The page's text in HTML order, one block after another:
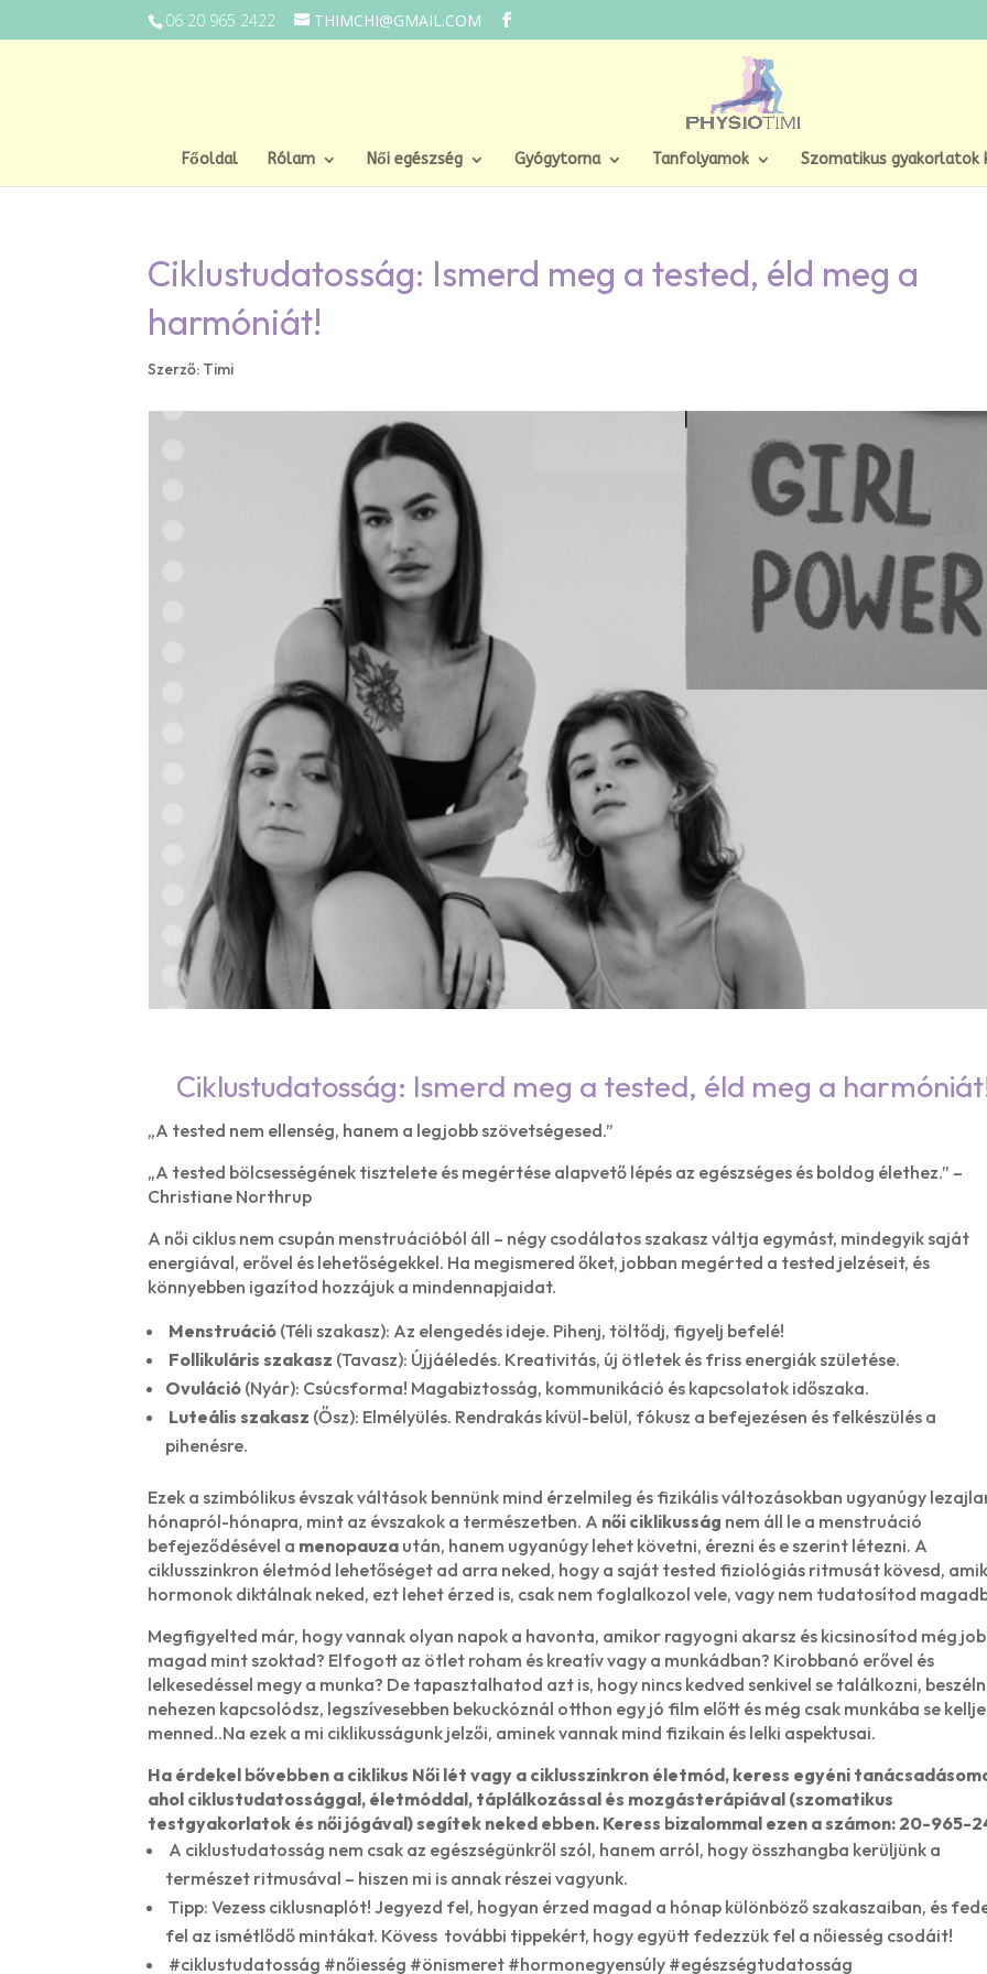
06 20 965 2422 THIMCHI@GMAIL.COM
Főoldal Rólam Női egészség Gyógytorna Tanfolyamok Szomatikus gyakorlatok
Ciklustudatosság: Ismerd meg a tested, éld meg a
harmóniát!
Szerző: Timi
Ciklustudatosság: Ismerd meg a tested, éld meg a
„A tested nem ellenség, hanem a legjobb szövetségesed.”
„A tested bölcsességének tisztelete és megértése alapvető lépés az egészséges és boldog élethez.” –
Christiane Northrup
A női ciklus nem csupán menstruációból áll – négy csodálatos szakasz váltja egymást, mindegyik saját
energiával, erővel és lehetőségekkel. Ha megismered őket, jobban megérted a tested jelzéseit, és
könnyebben igazítod hozzájuk a mindennapjaidat.
Menstruáció (Téli szakasz): Az elengedés ideje. Pihenj, töltődj, figyelj befelé!
Follikuláris szakasz (Tavasz): Újjáéledés. Kreativitás, új ötletek és friss energiák születése.
Ovuláció (Nyár): Csúcsforma! Magabiztosság, kommunikáció és kapcsolatok időszaka.
Luteális szakasz (Ősz): Elmélyülés. Rendrakás kívül-belül, fókusz a befejezésen és felkészülés a
pihenésre.
Ezek a szimbólikus évszak váltások bennünk mind érzelmileg és fizikális változásokban ugyanúgy
hónapról-hónapra, mint az évszakok a természetben. A női ciklikusság nem áll le a menstruáció
befejeződésével a menopauza után, hanem ugyanúgy lehet követni, érezni és e szerint létezni. A
ciklusszinkron életmód lehetőséget ad arra neked, hogy a saját tested fiziológiás ritmusát kövesd,
hormonok diktálnak neked, ezt lehet érzed is, csak nem foglalkozol vele, vagy nem tudatosítod
Megfigyelted már, hogy vannak olyan napok a havonta, amikor ragyogni akarsz és kicsinosítod még
magad mint szoktad? Elfogott az ötlet roham és kreatív vagy a munkádban? Kirobbanó erővel és
lelkesedéssel megy a munka? De tapasztalhatod azt is, hogy nincs kedved senkivel se találkozni,
nehezen kapcsolódsz, legszívesebben bekuckóznál otthon egy jó film előtt és még csak munkába se
menned..Na ezek a mi ciklikusságunk jelzői, aminek vannak mind fizikain és lelki aspektusai.
Ha érdekel bővebben a ciklikus Női lét vagy a ciklusszinkron életmód, keress egyéni
ahol ciklustudatossággal, életmóddal, táplálkozással és mozgásterápiával (szomatikus
testgyakorlatok és női jógával) segítek neked ebben. Keress bizalommal ezen a számon: 20-965-
A ciklustudatosság nem csak az egészségünkről szól, hanem arról, hogy összhangba kerüljünk a
természet ritmusával – hiszen mi is annak részei vagyunk.
Tipp: Vezess ciklusnaplót! Jegyezd fel, hogyan érzed magad a hónap különböző szakaszaiban, és
fel az ismétlődő mintákat. Kövess további tippekért, hogy együtt fedezzük fel a nőiesség csodáit!
#ciklustudatosság #nőiesség #önismeret #hormonegyensúly #egészségtudatosság